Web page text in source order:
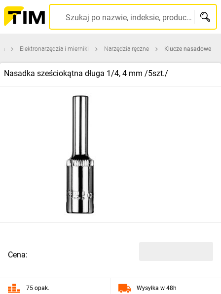
Szukaj po nazwie, indeksie, producencie, kodzie kreskowym...
Elektronarzędzia i mierniki Narzędzia ręczne Klucze nasadowe
Nasadka sześciokątna długa 1/4, 4 mm /5szt./
Cena:
75 opak. Wysyłka w 48h